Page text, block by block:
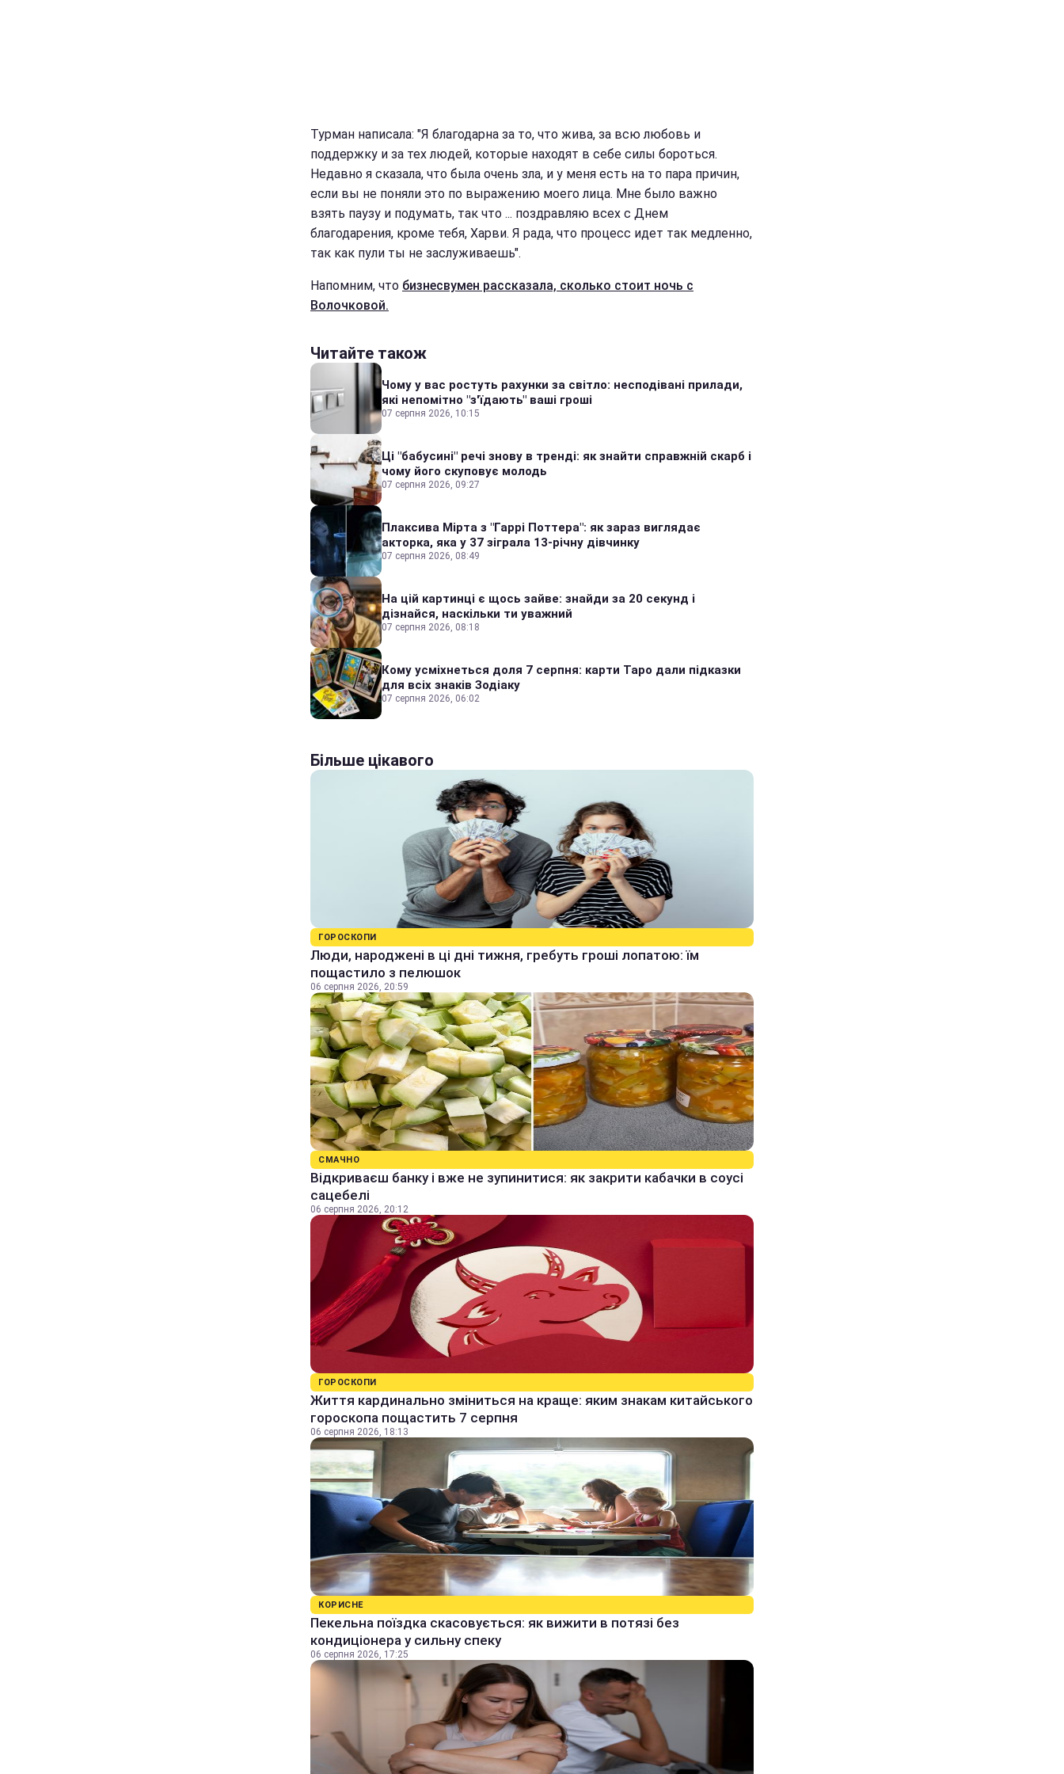
Турман написала: "Я благодарна за то, что жива, за всю любовь и
поддержку и за тех людей, которые находят в себе силы бороться.
Недавно я сказала, что была очень зла, и у меня есть на то пара причин,
если вы не поняли это по выражению моего лица. Мне было важно
взять паузу и подумать, так что ... поздравляю всех с Днем
благодарения, кроме тебя, Харви. Я рада, что процесс идет так медленно,
так как пули ты не заслуживаешь".
Напомним, что бизнесвумен рассказала, сколько стоит ночь с
Волочковой.
Читайте також
Чому у вас ростуть рахунки за світло: несподівані прилади,
які непомітно "з'їдають" ваші гроші
07 серпня 2026, 10:15
Ці "бабусині" речі знову в тренді: як знайти справжній скарб і
чому його скуповує молодь
07 серпня 2026, 09:27
Плаксива Мірта з "Гаррі Поттера": як зараз виглядає
акторка, яка у 37 зіграла 13-річну дівчинку
07 серпня 2026, 08:49
На цій картинці є щось зайве: знайди за 20 секунд і
дізнайся, наскільки ти уважний
07 серпня 2026, 08:18
Кому усміхнеться доля 7 серпня: карти Таро дали підказки
для всіх знаків Зодіаку
07 серпня 2026, 06:02
Більше цікавого
ГОРОСКОПИ
Люди, народжені в ці дні тижня, гребуть гроші лопатою: їм
пощастило з пелюшок
06 серпня 2026, 20:59
СМАЧНО
Відкриваєш банку і вже не зупинитися: як закрити кабачки в соусі
сацебелі
06 серпня 2026, 20:12
ГОРОСКОПИ
Життя кардинально зміниться на краще: яким знакам китайського
гороскопа пощастить 7 серпня
06 серпня 2026, 18:13
КОРИСНЕ
Пекельна поїздка скасовується: як вижити в потязі без
кондиціонера у сильну спеку
06 серпня 2026, 17:25